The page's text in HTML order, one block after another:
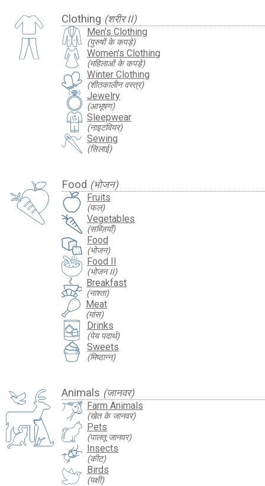
Clothing (शरीर II)
Men's Clothing
(पुरुषों के कपड़े)
Women's Clothing
(महिलाओं के कपड़े)
Winter Clothing
(शीतकालीन वस्त्र)
Jewelry
(आभूषण)
Sleepwear
(नाइटवियर)
Sewing
(सिलाई)
Food (भोजन)
Fruits
(फल)
Vegetables
(सब्ज़ियाँ)
Food
(भोजन)
Food II
(भोजन II)
Breakfast
(नाश्ता)
Meat
(मांस)
Drinks
(पेय पदार्थ)
Sweets
(मिष्ठान्न)
Animals (जानवर)
Farm Animals
(खेत के जानवर)
Pets
(पालतू जानवर)
Insects
(कीट)
Birds
(पक्षी)